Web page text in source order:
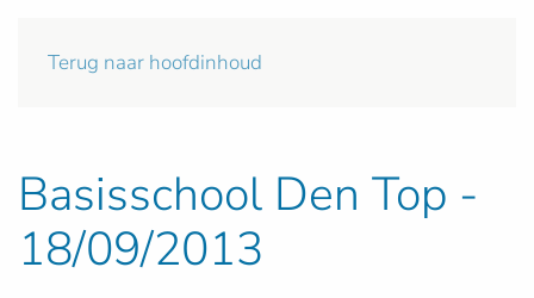
Terug naar hoofdinhoud
Basisschool Den Top -
18/09/2013